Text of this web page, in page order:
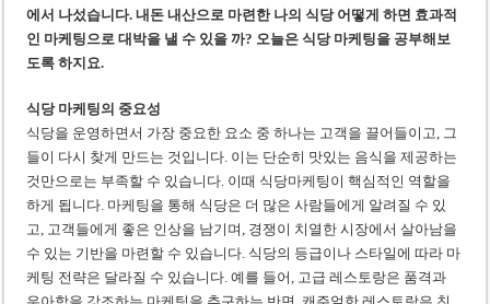
에서 나섰습니다. 내돈 내산으로 마련한 나의 식당 어떻게 하면 효과적
인 마케팅으로 대박을 낼 수 있을 까? 오늘은 식당 마케팅을 공부해보
도록 하지요.
식당 마케팅의 중요성
식당을 운영하면서 가장 중요한 요소 중 하나는 고객을 끌어들이고, 그
들이 다시 찾게 만드는 것입니다. 이는 단순히 맛있는 음식을 제공하는
것만으로는 부족할 수 있습니다. 이때 식당마케팅이 핵심적인 역할을
하게 됩니다. 마케팅을 통해 식당은 더 많은 사람들에게 알려질 수 있
고, 고객들에게 좋은 인상을 남기며, 경쟁이 치열한 시장에서 살아남을
수 있는 기반을 마련할 수 있습니다. 식당의 등급이나 스타일에 따라 마
케팅 전략은 달라질 수 있습니다. 예를 들어, 고급 레스토랑은 품격과